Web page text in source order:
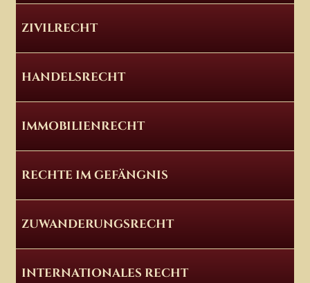
ZIVILRECHT
HANDELSRECHT
IMMOBILIENRECHT
RECHTE IM GEFÄNGNIS
ZUWANDERUNGSRECHT
INTERNATIONALES RECHT